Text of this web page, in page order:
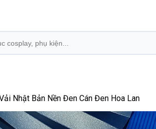
Nhật Bản Nền Đen Cán Đen Hoa Lan